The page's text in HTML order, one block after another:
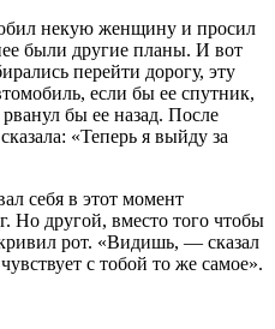
некую женщину и просил
были другие планы. И вот
перейти дорогу, эту
если бы ее спутник,
бы ее назад. После
«Теперь я выйду за
себя в этот момент
Но другой, вместо того чтобы
рот. «Видишь, — сказал
с тобой то же самое».